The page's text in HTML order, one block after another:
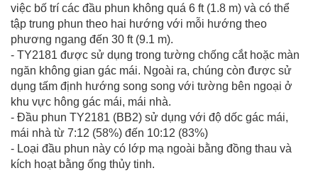
việc bố trí các đầu phun không quá 6 ft (1.8 m) và có thể
tập trung phun theo hai hướng với mỗi hướng theo
phương ngang đến 30 ft (9.1 m).
- TY2181 được sử dụng trong tường chống cắt hoặc màn
ngăn không gian gác mái. Ngoài ra, chúng còn được sử
dụng tấm định hướng song song với tường bên ngoại ở
khu vực hông gác mái, mái nhà.
- Đầu phun TY2181 (BB2) sử dụng với độ dốc gác mái,
mái nhà từ 7:12 (58%) đến 10:12 (83%)
- Loại đầu phun này có lớp mạ ngoài bằng đồng thau và
kích hoạt bằng ống thủy tinh.